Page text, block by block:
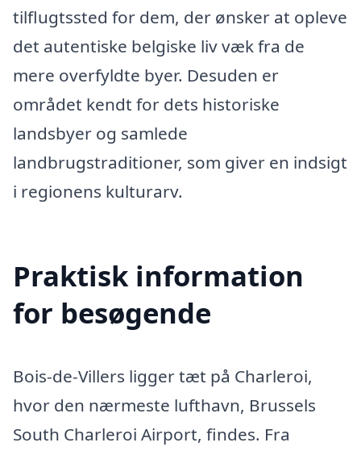
tilflugtssted for dem, der ønsker at opleve
det autentiske belgiske liv væk fra de
mere overfyldte byer. Desuden er
området kendt for dets historiske
landsbyer og samlede
landbrugstraditioner, som giver en indsigt
i regionens kulturarv.
Praktisk information
for besøgende
Bois-de-Villers ligger tæt på Charleroi,
hvor den nærmeste lufthavn, Brussels
South Charleroi Airport, findes. Fra